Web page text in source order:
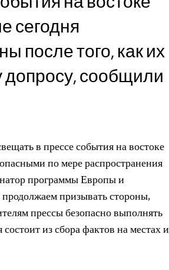
сегодня
после того, как их
допросу, сообщили
в прессе события на востоке
по мере распространения
программы Европы и
призывать стороны,
прессы безопасно выполнять
из сбора фактов на местах и